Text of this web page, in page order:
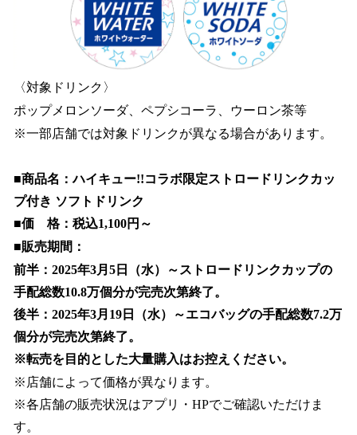
〈対象ドリンク〉
ポップメロンソーダ、ペプシコーラ、ウーロン茶等
※一部店舗では対象ドリンクが異なる場合があります。
■商品名：ハイキュー!!コラボ限定ストロードリンクカッ
プ付き ソフトドリンク
■価 格：税込1,100円～
■販売期間：
前半：2025年3月5日（水）～ストロードリンクカップの
手配総数10.8万個分が完売次第終了。
後半：2025年3月19日（水）～エコバッグの手配総数7.2万
個分が完売次第終了。
※転売を目的とした大量購入はお控えください。
※店舗によって価格が異なります。
※各店舗の販売状況はアプリ・HPでご確認いただけま
す。